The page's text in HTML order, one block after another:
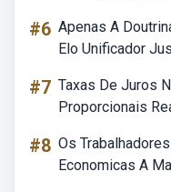
#6 Apenas A
Elo Unificador
#7 Taxas De Juros
Proporcionais
#8 Os
Economicas A